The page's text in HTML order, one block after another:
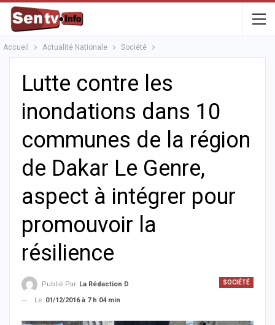
Accueil Actualité Nationale Société
Lutte contre les
inondations dans 10
communes de la région
de Dakar Le Genre,
aspect à intégrer pour
promouvoir la
résilience
SOCIÉTÉ
Publié Par La Rédaction De La SenTV.info
Le 01/12/2016 à 7 h 04 min